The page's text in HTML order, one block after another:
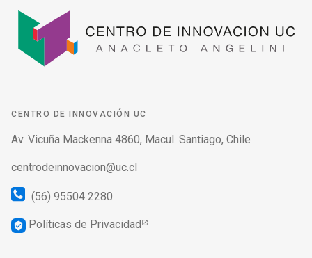
CENTRO DE INNOVACIÓN UC
Av. Vicuña Mackenna 4860, Macul. Santiago, Chile
centrodeinnovacion@uc.cl
(56) 95504 2280
verified_user Políticas de Privacidad